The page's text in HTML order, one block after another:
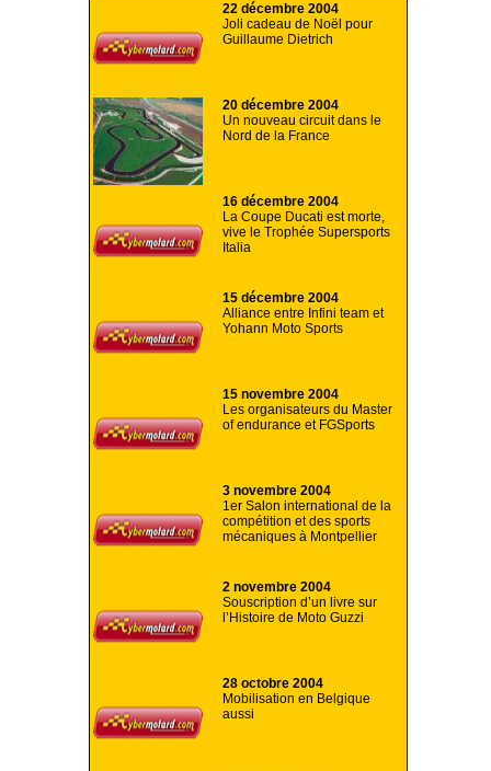
22 décembre 2004
Joli cadeau de Noël pour
Guillaume Dietrich
20 décembre 2004
Un nouveau circuit dans le
Nord de la France
16 décembre 2004
La Coupe Ducati est morte,
vive le Trophée Supersports
Italia
15 décembre 2004
Alliance entre Infini team et
Yohann Moto Sports
15 novembre 2004
Les organisateurs du Master
of endurance et FGSports
3 novembre 2004
1er Salon international de la
compétition et des sports
mécaniques à Montpellier
2 novembre 2004
Souscription d’un livre sur
l’Histoire de Moto Guzzi
28 octobre 2004
Mobilisation en Belgique
aussi